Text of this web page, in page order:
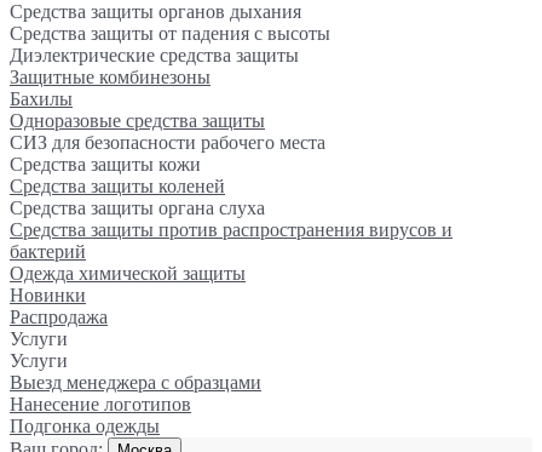
Средства защиты органов дыхания
Средства защиты от падения с высоты
Диэлектрические средства защиты
Защитные комбинезоны
Бахилы
Одноразовые средства защиты
СИЗ для безопасности рабочего места
Средства защиты кожи
Средства защиты коленей
Средства защиты органа слуха
Средства защиты против распространения вирусов и
бактерий
Одежда химической защиты
Новинки
Распродажа
Услуги
Услуги
Выезд менеджера с образцами
Нанесение логотипов
Подгонка одежды